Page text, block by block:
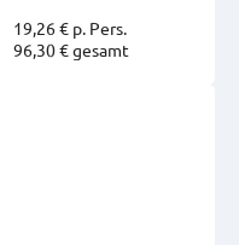
19,26 € p. Pers.
96,30 € gesamt